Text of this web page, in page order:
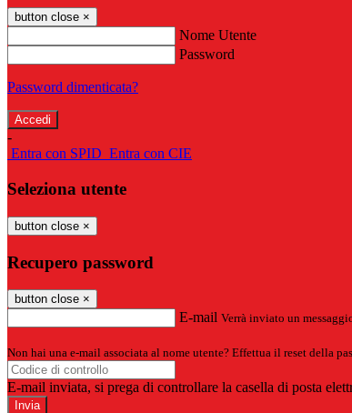
button close ×
Nome Utente
Password
Password dimenticata?
-
Entra con SPID Entra con CIE
Seleziona utente
button close ×
Recupero password
button close ×
E-mail Verrà inviato un
Non hai una e-mail associata al nome utente? Effettua il reset della
E-mail inviata, si prega di controllare la casella di posta